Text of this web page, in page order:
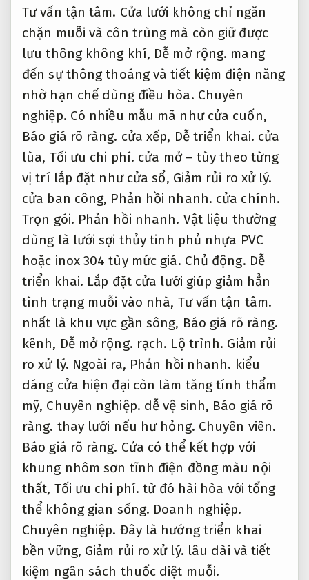
Tư vấn tận tâm. Cửa lưới không chỉ ngăn
chặn muỗi và côn trùng mà còn giữ được
lưu thông không khí, Dễ mở rộng. mang
đến sự thông thoáng và tiết kiệm điện năng
nhờ hạn chế dùng điều hòa. Chuyên
nghiệp. Có nhiều mẫu mã như cửa cuốn,
Báo giá rõ ràng. cửa xếp, Dễ triển khai. cửa
lùa, Tối ưu chi phí. cửa mở – tùy theo từng
vị trí lắp đặt như cửa sổ, Giảm rủi ro xử lý.
cửa ban công, Phản hồi nhanh. cửa chính.
Trọn gói. Phản hồi nhanh. Vật liệu thường
dùng là lưới sợi thủy tinh phủ nhựa PVC
hoặc inox 304 tùy mức giá. Chủ động. Dễ
triển khai. Lắp đặt cửa lưới giúp giảm hẳn
tình trạng muỗi vào nhà, Tư vấn tận tâm.
nhất là khu vực gần sông, Báo giá rõ ràng.
kênh, Dễ mở rộng. rạch. Lộ trình. Giảm rủi
ro xử lý. Ngoài ra, Phản hồi nhanh. kiểu
dáng cửa hiện đại còn làm tăng tính thẩm
mỹ, Chuyên nghiệp. dễ vệ sinh, Báo giá rõ
ràng. thay lưới nếu hư hỏng. Chuyên viên.
Báo giá rõ ràng. Cửa có thể kết hợp với
khung nhôm sơn tĩnh điện đồng màu nội
thất, Tối ưu chi phí. từ đó hài hòa với tổng
thể không gian sống. Doanh nghiệp.
Chuyên nghiệp. Đây là hướng triển khai
bền vững, Giảm rủi ro xử lý. lâu dài và tiết
kiệm ngân sách thuốc diệt muỗi.